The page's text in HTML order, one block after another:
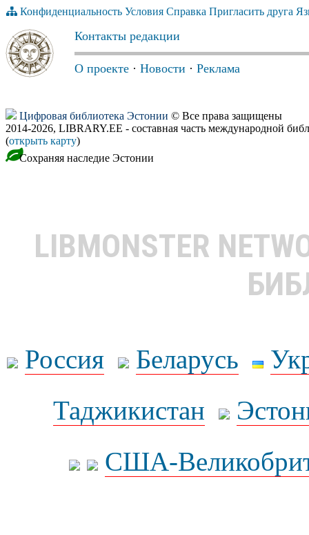
Конфиденциальность Условия Справка Пригласить друга
Контакты редакции
О проекте · Новости · Реклама
Цифровая библиотека Эстонии © Все права защищены
2014-2026, LIBRARY.EE - составная часть международной
(открыть карту)
Сохраняя наследие Эстонии
LIBMONSTER
Россия Беларусь
Таджикистан
США-